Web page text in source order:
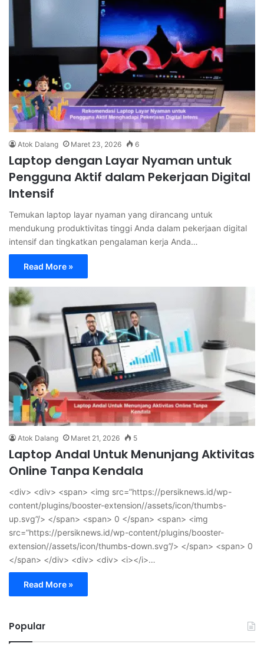
Atok Dalang Maret 23, 2026 6
Laptop dengan Layar Nyaman untuk
Pengguna Aktif dalam Pekerjaan Digital
Intensif
Temukan laptop layar nyaman yang dirancang untuk
mendukung produktivitas tinggi Anda dalam pekerjaan digital
intensif dan tingkatkan pengalaman kerja Anda…
Read More »
Atok Dalang Maret 21, 2026 5
Laptop Andal Untuk Menunjang Aktivitas
Online Tanpa Kendala
<div> <div> <span> <img src=”https://persiknews.id/wp-
content/plugins/booster-extension//assets/icon/thumbs-
up.svg”/> </span> <span> 0 </span> <span> <img
src=”https://persiknews.id/wp-content/plugins/booster-
extension//assets/icon/thumbs-down.svg”/> </span> <span> 0
</span> </div> <div> <div> <i></i>…
Read More »
Popular